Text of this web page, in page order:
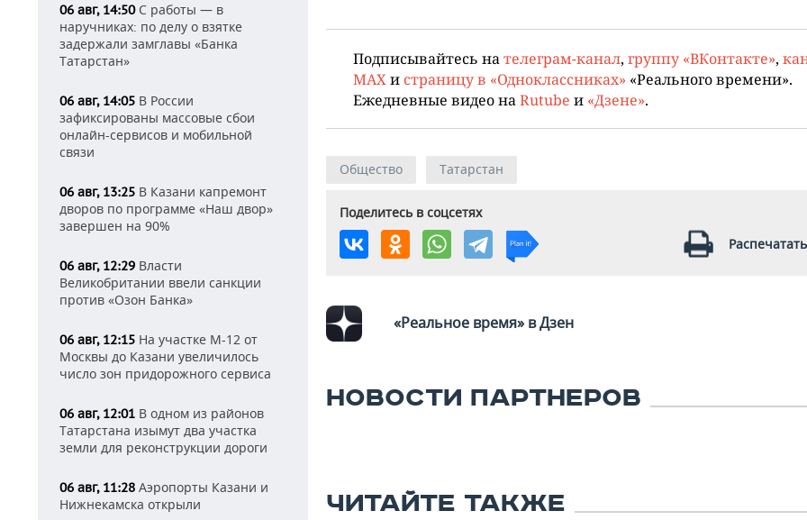
06 авг, 14:50С работы — в
наручниках: по делу о взятке
задержали замглавы «Банка
Татарстан»
06 авг, 14:05 В России
зафиксированы массовые сбои
онлайн-сервисов и мобильной
связи
06 авг, 13:25 В Казани капремонт
дворов по программе «Наш двор»
завершен на 90%
06 авг, 12:29 Власти
Великобритании ввели санкции
против «Озон Банка»
06 авг, 12:15 На участке М-12 от
Москвы до Казани увеличилось
число зон придорожного сервиса
06 авг, 12:01 В одном из районов
Татарстана изымут два участка
земли для реконструкции дороги
06 авг, 11:28 Аэропорты Казани и
Нижнекамска открыли
Подписывайтесь нателеграм-канал, группу «ВКонтакте»,
MAXи страницу в «Одноклассниках» «Реального времени».
Ежедневные видео наRutube и «Дзене».
Общество Татарстан
Поделитесь в соцсетях
«Реальное время» в Дзен
НОВОСТИ ПАРТНЕРОВ
ЧИТАЙТЕ ТАКЖЕ